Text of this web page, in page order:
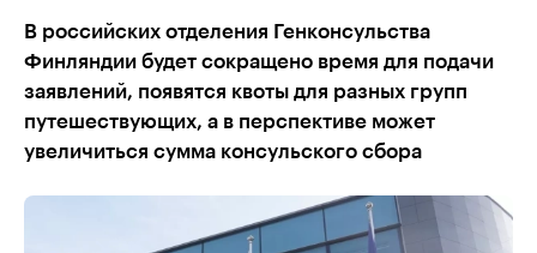
В российских отделения Генконсульства
Финляндии будет сокращено время для подачи
заявлений, появятся квоты для разных групп
путешествующих, а в перспективе может
увеличиться сумма консульского сбора